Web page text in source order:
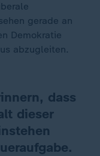
gerade an
Demokratie
abzugleiten.
dass
dieser